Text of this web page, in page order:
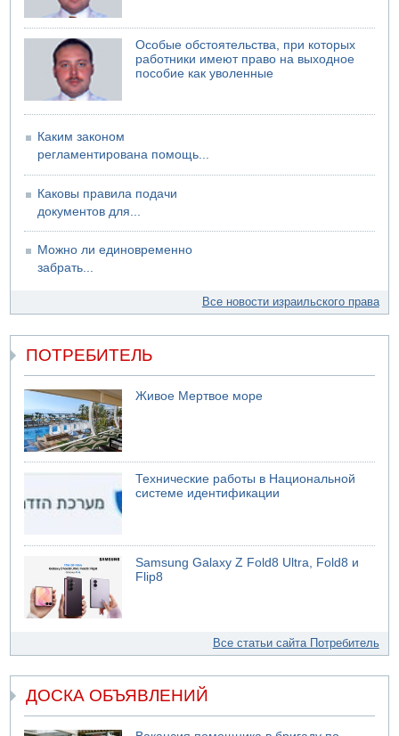
06.08.2026 13:07
Возле Кирьят-Арбы пожар на местности
06.08.2026 12:06
США не будут давить на Израиль в вопросе Ливана
06.08.2026 11:41
Особые обстоятельства, при которых
работники имеют право на выходное
пособие как уволенные
Каким законом
регламентирована помощь...
Каковы правила подачи
документов для...
Можно ли единовременно
забрать...
Все новости израильского права
ПОТРЕБИТЕЛЬ
Живое Мертвое море
Технические работы в Национальной
системе идентификации
Samsung Galaxy Z Fold8 Ultra, Fold8 и
Flip8
Все статьи сайта Потребитель
ДОСКА ОБЪЯВЛЕНИЙ